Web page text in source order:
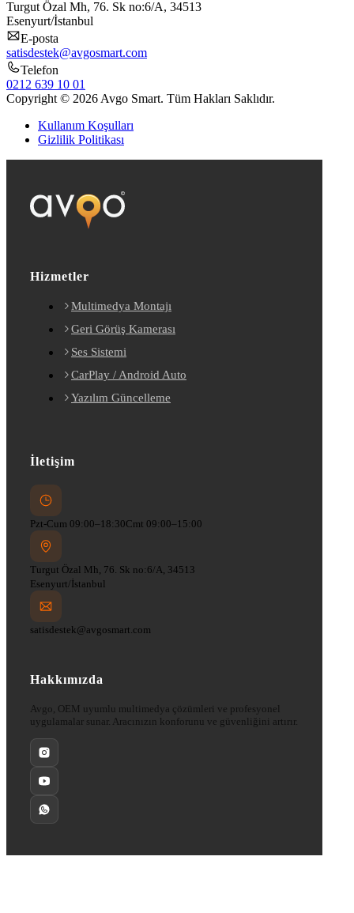
Turgut Özal Mh, 76. Sk no:6/A, 34513
Esenyurt/İstanbul
E-posta
satisdestek@avgosmart.com
Telefon
0212 639 10 01
Copyright © 2026 Avgo Smart. Tüm Hakları Saklıdır.
Kullanım Koşulları
Gizlilik Politikası
Hizmetler
Multimedya Montajı
Geri Görüş Kamerası
Ses Sistemi
CarPlay / Android Auto
Yazılım Güncelleme
İletişim
Pzt-Cum 09:00–18:30Cmt 09:00–15:00
Turgut Özal Mh, 76. Sk no:6/A, 34513
Esenyurt/İstanbul
satisdestek@avgosmart.com
Hakkımızda
Avgo, OEM uyumlu multimedya çözümleri ve profesyonel
uygulamalar sunar. Aracınızın konforunu ve güvenliğini artırır.